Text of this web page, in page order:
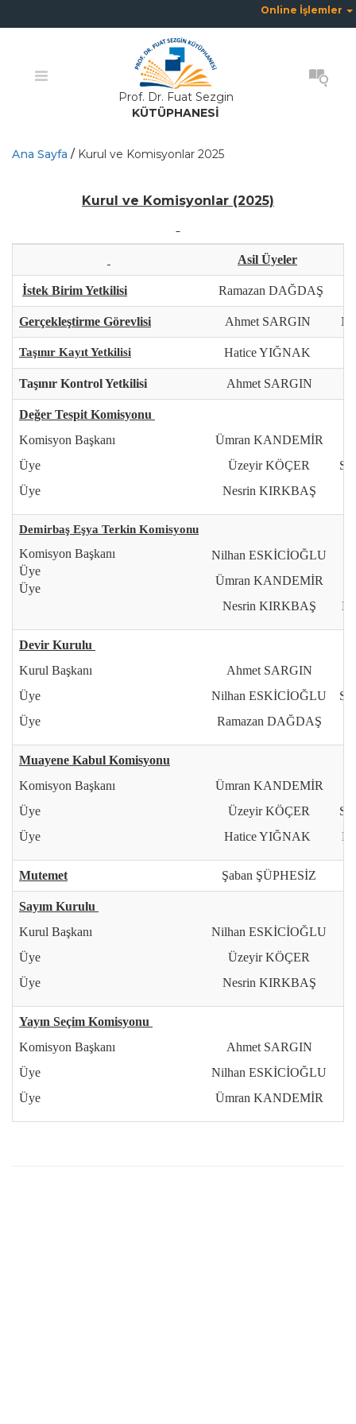
Online İşlemler
Prof. Dr. Fuat Sezgin
KÜTÜPHANESİ
Ana Sayfa / Kurul ve Komisyonlar 2025
Kurul ve Komisyonlar (2025)
Asil Üyeler
İstek Birim Yetkilisi Ramazan DAĞDAŞ
Gerçekleştirme Görevlisi Ahmet SARGIN
Taşınır Kayıt Yetkilisi Hatice YIĞNAK
Taşınır Kontrol Yetkilisi Ahmet SARGIN
Değer Tespit Komisyonu
Komisyon Başkanı
Üye
Üye
Ümran KANDEMİR
Üzeyir KÖÇER
Nesrin KIRKBAŞ
Demirbaş Eşya Terkin Komisyonu
Komisyon Başkanı
Üye
Üye
Nilhan ESKİCİOĞLU
Ümran KANDEMİR
Nesrin KIRKBAŞ
Devir Kurulu
Kurul Başkanı
Üye
Üye
Ahmet SARGIN
Nilhan ESKİCİOĞLU
Ramazan DAĞDAŞ
Muayene Kabul Komisyonu
Komisyon Başkanı
Üye
Üye
Ümran KANDEMİR
Üzeyir KÖÇER
Hatice YIĞNAK
Mutemet Şaban ŞÜPHESİZ
Sayım Kurulu
Kurul Başkanı
Üye
Üye
Nilhan ESKİCİOĞLU
Üzeyir KÖÇER
Nesrin KIRKBAŞ
Yayın Seçim Komisyonu
Komisyon Başkanı
Üye
Üye
Ahmet SARGIN
Nilhan ESKİCİOĞLU
Ümran KANDEMİR